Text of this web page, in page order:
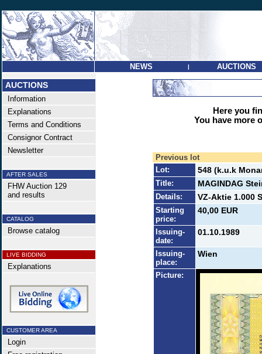
NEWS | AUCTIONS
AUCTIONS
Information
Explanations
Terms and Conditions
Consignor Contract
Newsletter
AFTER SALES
FHW Auction 129
and results
CATALOG
Browse catalog
LIVE BIDDING
Explanations
CUSTOMER AREA
Login
Here you
You have more
Previous lot
Lot:
548 (k.u.k
Title: MAGINDAG
Details: VZ-Aktie 1.000
Starting
price:
40,00 EUR
Issuing-
date:
01.10.1989
Issuing-
place:
Wien
Picture: